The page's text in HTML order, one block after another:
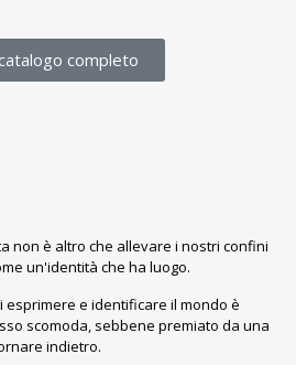
completo
non è altro che allevare i nostri confini
un'identità che ha luogo.
esprimere e identificare il mondo è
scomoda, sebbene premiato da una
indietro.